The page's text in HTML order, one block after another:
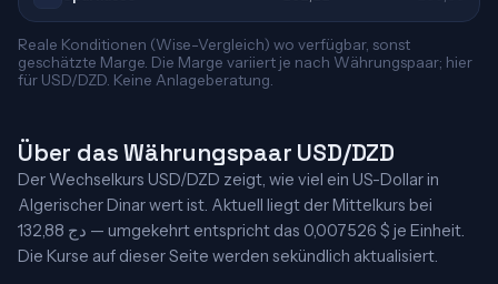
Reale Konditionen (Wise-Vergleich) wo verfügbar, sonst
geschätzte Marge. Die Marge variiert je nach Währungspaar; hier
für USD/DZD. Keine Anlageberatung.
Über das Währungspaar USD/DZD
Der Wechselkurs USD/DZD zeigt, wie viel ein US-Dollar in
Algerischer Dinar wert ist. Aktuell liegt der Mittelkurs bei
132,88 دج — umgekehrt entspricht das 0,007526 $ je Einheit.
Die Kurse auf dieser Seite werden sekündlich aktualisiert.